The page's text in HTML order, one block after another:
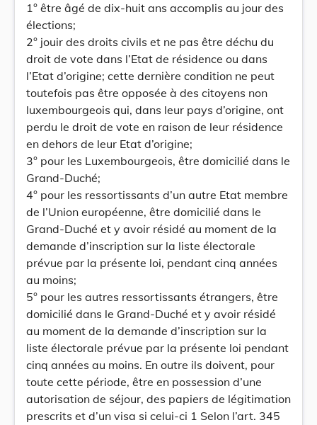
1° être âgé de dix-huit ans accomplis au jour des
élections;
2° jouir des droits civils et ne pas être déchu du
droit de vote dans l’Etat de résidence ou dans
l’Etat d’origine; cette dernière condition ne peut
toutefois pas être opposée à des citoyens non
luxembourgeois qui, dans leur pays d’origine, ont
perdu le droit de vote en raison de leur résidence
en dehors de leur Etat d’origine;
3° pour les Luxembourgeois, être domicilié dans le
Grand-Duché;
4° pour les ressortissants d’un autre Etat membre
de l’Union européenne, être domicilié dans le
Grand-Duché et y avoir résidé au moment de la
demande d’inscription sur la liste électorale
prévue par la présente loi, pendant cinq années
au moins;
5° pour les autres ressortissants étrangers, être
domicilié dans le Grand-Duché et y avoir résidé
au moment de la demande d’inscription sur la
liste électorale prévue par la présente loi pendant
cinq années au moins. En outre ils doivent, pour
toute cette période, être en possession d’une
autorisation de séjour, des papiers de légitimation
prescrits et d’un visa si celui-ci 1 Selon l’art. 345